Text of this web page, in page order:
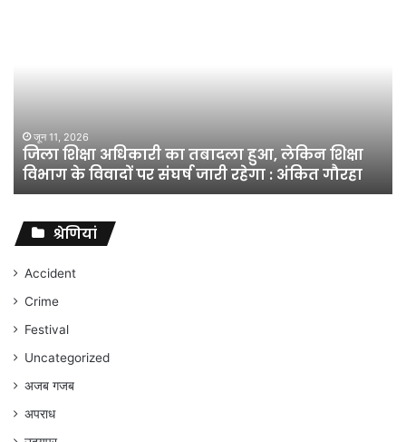
शिक्षा
विभाग
विवादों
संघर्ष
जारी
रहेगा
अंकित
गौरहा
जून 11, 2026
जिला शिक्षा अधिकारी का तबादला हुआ, लेकिन शिक्षा
विभाग के विवादों पर संघर्ष जारी रहेगा : अंकित गौरहा
श्रेणियां
Accident
Crime
Festival
Uncategorized
अजब गजब
अपराध